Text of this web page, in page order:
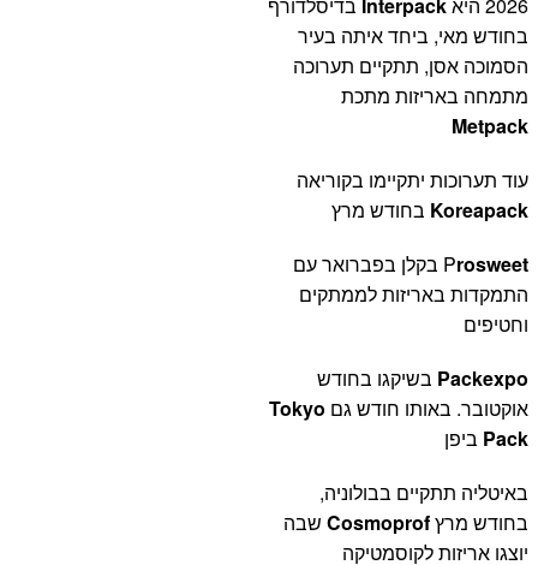
בחודש מאי, ביחד איתה בעיר
הסמוכה אסן, תתקיים תערוכה
מתמחה באריזות מתכת
Metpack
עוד תערוכות יתקיימו בקוריאה
Koreapack בחודש מרץ
Prosweet
בקלן בפברואר עם
התמקדות באריזות לממתקים
וחטיפים
Packexpo בשיקגו בחודש
אוקטובר. באותו חודש גם Tokyo
Pack ביפן
באיטליה תתקיים בבולוניה,
בחודש מרץCosmoprof שבה
יוצגו אריזות לקוסמטיקה